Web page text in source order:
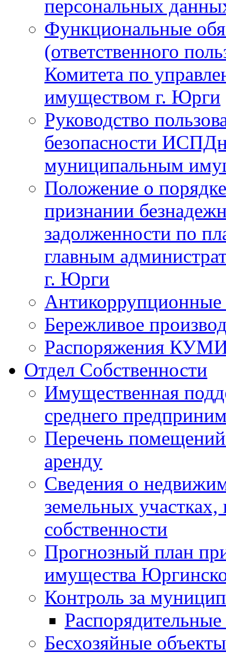
персональных
Функциональные
(ответственного
Комитета по
имуществом г. Юрги
Руководство
безопасности
муниципальным
Положение о
признании
задолженности по
главным
г. Юрги
Антикоррупционные
Бережливое
Распоряжения
Отдел Собственности
Имущественная
среднего
Перечень
аренду
Сведения о
земельных
собственности
Прогнозный план
имущества
Контроль за
Бесхозяйные объекты